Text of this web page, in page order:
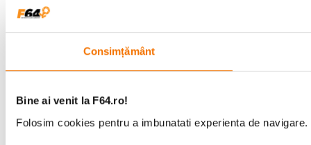
Consimțământ
Bine ai venit la F64.ro!
Folosim cookies pentru a imbunatati experienta de